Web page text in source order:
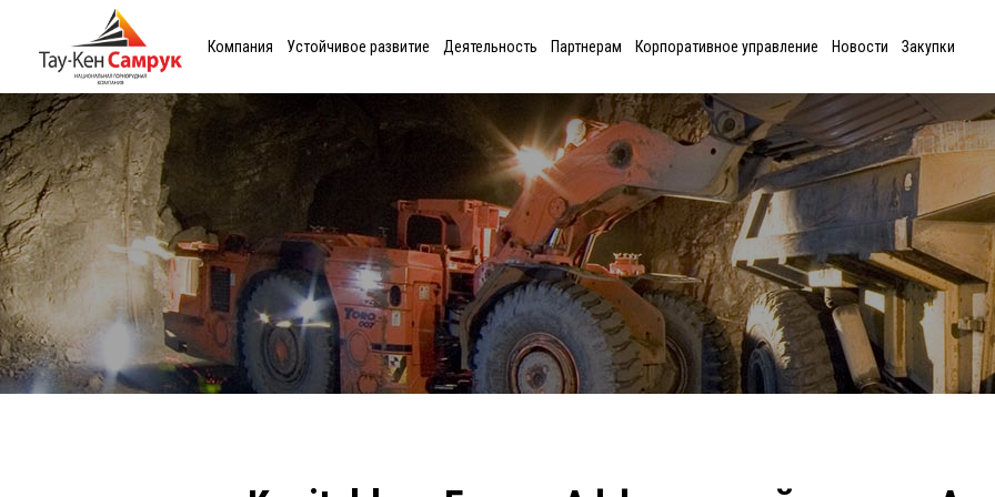
Компания Устойчивое развитие Деятельность Партнерам Корпоративное управление Новости Закупки